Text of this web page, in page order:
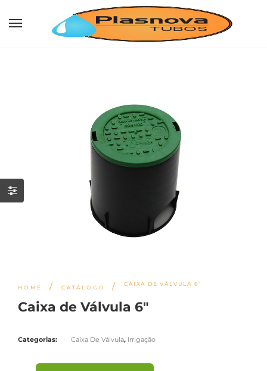
HOME / CATÁLOGO / CAIXA DE VÁLVULA 6″
Caixa de Válvula 6″
Categorias: Caixa De Válvula, Irrigação